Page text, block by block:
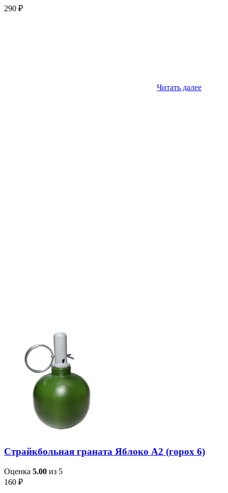
290 ₽
Читать далее
Страйкбольная граната Яблоко А2 (горох 6)
Оценка 5.00 из 5
160 ₽